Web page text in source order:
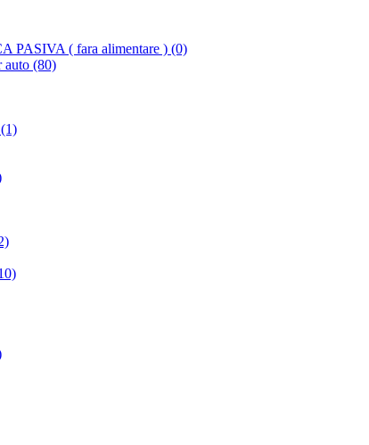
PASIVA ( fara alimentare ) (0)
auto (80)